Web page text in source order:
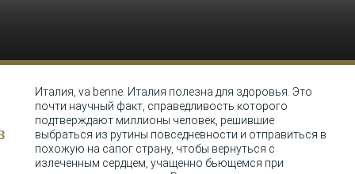
Италия, va benne. Италия полезна для здоровья. Это
почти научный факт, справедливость которого
подтверждают миллионы человек, решившие
выбраться из рутины повседневности и отправиться в
похожую на сапог страну, чтобы вернуться с
излеченным сердцем, учащенно бьющемся при